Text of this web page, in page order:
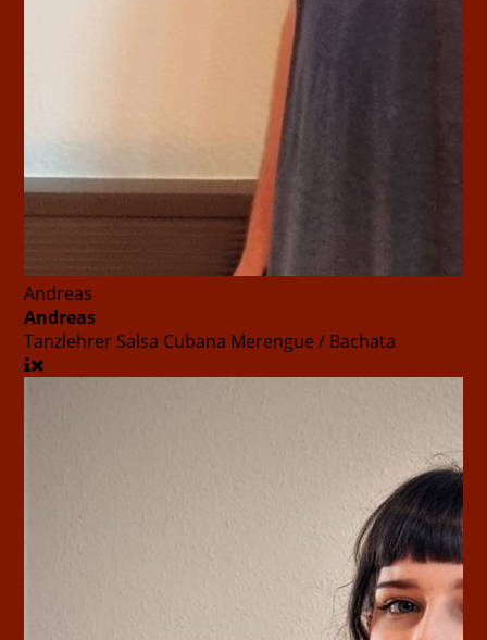
Andreas
Andreas
Tanzlehrer Salsa Cubana Merengue / Bachata